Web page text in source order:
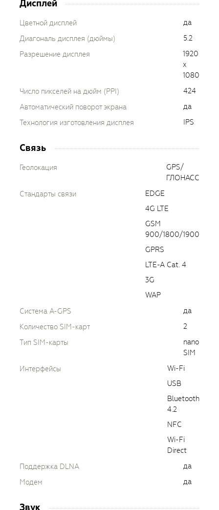
Дисплей
Цветной дисплей
да
Диагональ дисплея (дюймы)
5.2
Разрешение дисплея
1920
x
1080
Число пикселей на дюйм (PPI)
424
Автоматический поворот экрана
да
Технология изготовления дисплея
IPS
Связь
Геолокация
GPS/
ГЛОНАСС
Стандарты связи
EDGE
4G LTE
GSM
900/1800/1900
GPRS
LTE-A Cat. 4
3G
WAP
Cистема A-GPS
да
Количество SIM-карт
2
Тип SIM-карты
nano
SIM
Интерфейсы
Wi-Fi
USB
Bluetooth
4.2
NFC
Wi-Fi
Direct
Поддержка DLNA
да
Модем
да
Звук